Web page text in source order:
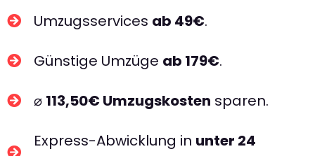
Umzugsservices ab 49€.
Günstige Umzüge ab 179€.
⌀ 113,50€ Umzugskosten sparen.
Express-Abwicklung in unter 24